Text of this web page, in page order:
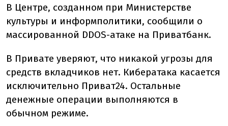
В Центре, созданном при Министерстве
культуры и информполитики, сообщили о
массированной DDOS-атаке на Приватбанк.
В Привате уверяют, что никакой угрозы для
средств вкладчиков нет. Кибератака касается
исключительно Приват24. Остальные
денежные операции выполняются в
обычном режиме.